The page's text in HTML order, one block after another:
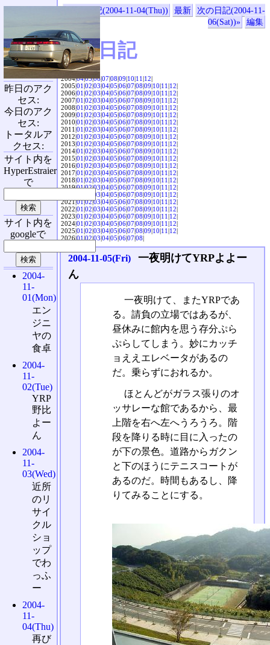
«前の日記(2004-11-04(Thu)) 最新
次の日記(2004-11-
06(Sat))»
編集
SVX日記
2004|04|05|06|07|08|09|10|11|12|
2005|01|02|03|04|05|06|07|08|09|10|11|12|
2006|01|02|03|04|05|06|07|08|09|10|11|12|
2007|01|02|03|04|05|06|07|08|09|10|11|12|
2008|01|02|03|04|05|06|07|08|09|10|11|12|
2009|01|02|03|04|05|06|07|08|09|10|11|12|
2010|01|02|03|04|05|06|07|08|09|10|11|12|
2011|01|02|03|04|05|06|07|08|09|10|11|12|
2012|01|02|03|04|05|06|07|08|09|10|11|12|
2013|01|02|03|04|05|06|07|08|09|10|11|12|
2014|01|02|03|04|05|06|07|08|09|10|11|12|
2015|01|02|03|04|05|06|07|08|09|10|11|12|
2016|01|02|03|04|05|06|07|08|09|10|11|12|
2017|01|02|03|04|05|06|07|08|09|10|11|12|
2018|01|02|03|04|05|06|07|08|09|10|11|12|
2019|01|02|03|04|05|06|07|08|09|10|11|12|
03|04|05|06|07|08|09|10|11|12|
2021|01|02|03|04|05|06|07|08|09|10|11|12|
2022|01|02|03|04|05|06|07|08|09|10|11|12|
2023|01|02|03|04|05|06|07|08|09|10|11|12|
2024|01|02|03|04|05|06|07|08|09|10|11|12|
2025|01|02|03|04|05|06|07|08|09|10|11|12|
2026|01|02|03|04|05|06|07|08|
2004-11-05(Fri)
一夜明けてYRPよよー
ん
一夜明けて、またYRPであ
る。請負の立場ではあるが、
昼休みに館内を思う存分ぷら
ぷらしてしまう。妙にカッチ
ョええエレベータがあるの
だ。乗らずにおれるか。
ほとんどがガラス張りのオ
ッサレーな館であるから、最
上階を右へ左へうろうろ。階
段を降りる時に目に入ったの
が下の景色。道路からガクン
と下のほうにテニスコートが
あるのだ。時間もあるし、降
りてみることにする。
昨日のアク
セス:
今日のアク
セス:
トータルア
クセス:
サイト内を
HyperEstraier
で
サイト内を
googleで
2004-
11-
01(Mon)
エン
ジニ
ヤの
食卓
2004-
11-
02(Tue)
YRP
野比
よー
ん
2004-
11-
03(Wed)
近所
のリ
サイ
クル
ショ
ップ
でわ
っふ
ー
2004-
11-
04(Thu)
再び